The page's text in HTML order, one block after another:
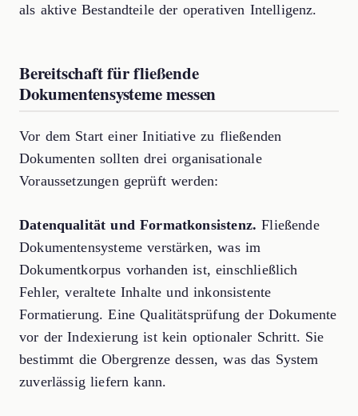
als aktive Bestandteile der operativen Intelligenz.
Bereitschaft für fließende
Dokumentensysteme messen
Vor dem Start einer Initiative zu fließenden
Dokumenten sollten drei organisationale
Voraussetzungen geprüft werden:
Datenqualität und Formatkonsistenz. Fließende
Dokumentensysteme verstärken, was im
Dokumentkorpus vorhanden ist, einschließlich
Fehler, veraltete Inhalte und inkonsistente
Formatierung. Eine Qualitätsprüfung der Dokumente
vor der Indexierung ist kein optionaler Schritt. Sie
bestimmt die Obergrenze dessen, was das System
zuverlässig liefern kann.